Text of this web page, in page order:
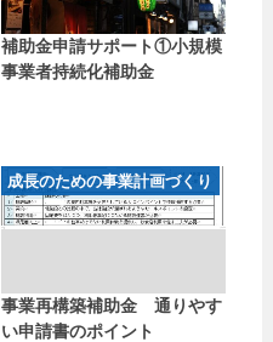
補助金申請サポート①小規模
事業者持続化補助金
成長のための事業計画づくり
事業再構築補助金 通りやす
い申請書のポイント